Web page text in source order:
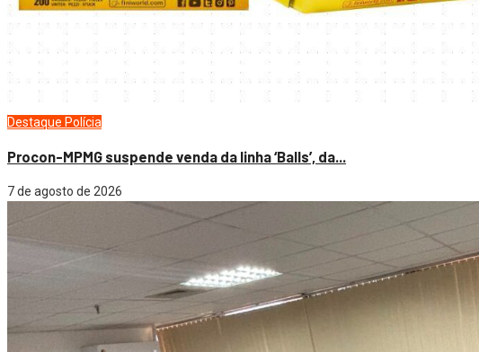
Destaque Polícia
Procon-MPMG suspende venda da linha ‘Balls’, da...
7 de agosto de 2026